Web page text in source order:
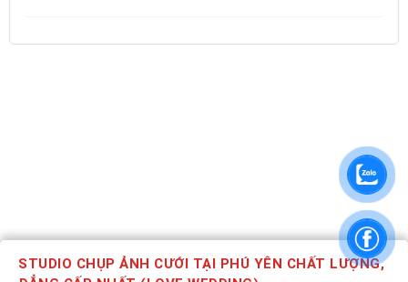
STUDIO CHỤP ẢNH CƯỚI TẠI PHÚ YÊN CHẤT LƯỢNG,